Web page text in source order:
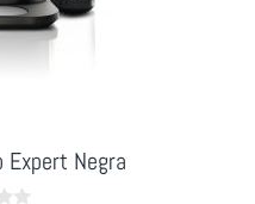
Expert Negra